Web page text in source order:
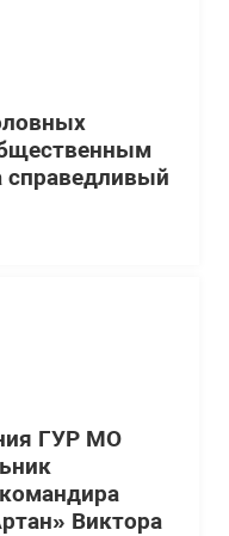
справедливый
ГУР МО
Виктора